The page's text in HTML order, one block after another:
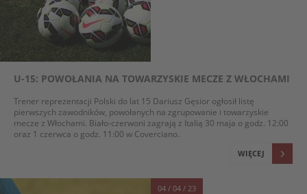
U-15: POWOŁANIA NA TOWARZYSKIE MECZE Z WŁOCHAMI
Trener reprezentacji Polski do lat 15 Dariusz Gęsior ogłosił listę
pierwszych zawodników, powołanych na zgrupowanie i towarzyskie
mecze z Włochami. Biało-czerwoni zagrają z Italią 30 maja o godz. 12:00
oraz 1 czerwca o godz. 11:00 w Coverciano.
WIĘCEJ
04 / 04 / 23